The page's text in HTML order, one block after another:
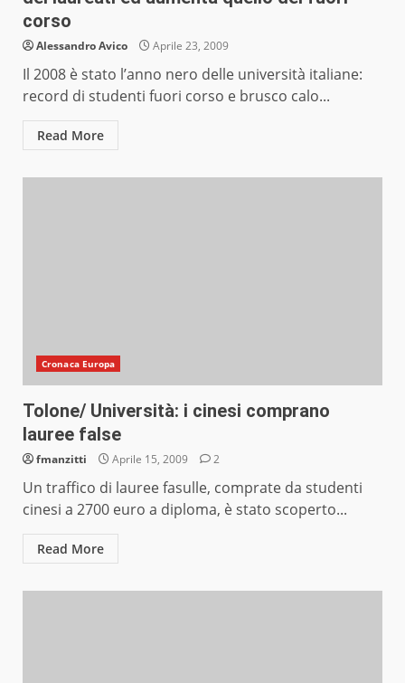
corso
Alessandro Avico Aprile 23, 2009
Il 2008 è stato l’anno nero delle università italiane:
record di studenti fuori corso e brusco calo...
Read More
Cronaca Europa
Tolone/ Università: i cinesi comprano
lauree false
fmanzitti Aprile 15, 2009 2
Un traffico di lauree fasulle, comprate da studenti
cinesi a 2700 euro a diploma, è stato scoperto...
Read More